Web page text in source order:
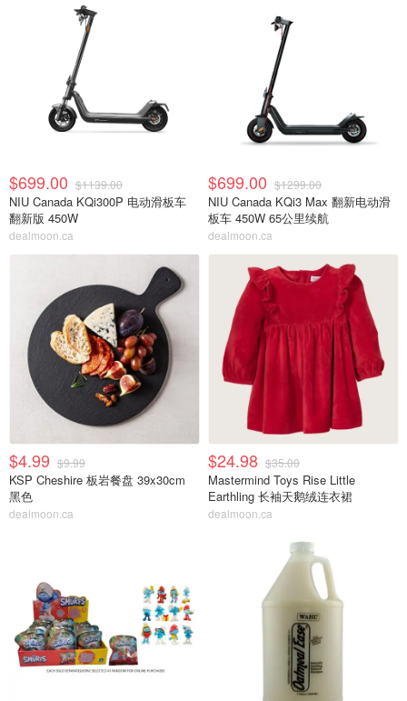
$699.00 $1139.00
NIU Canada KQi300P 电动滑板车
翻新版 450W
dealmoon.ca
$699.00 $1299.00
NIU Canada KQi3 Max 翻新电动滑
板车 450W 65公里续航
dealmoon.ca
$4.99 $9.99
KSP Cheshire 板岩餐盘 39x30cm
黑色
dealmoon.ca
$24.98 $35.00
Mastermind Toys Rise Little
Earthling 长袖天鹅绒连衣裙
dealmoon.ca